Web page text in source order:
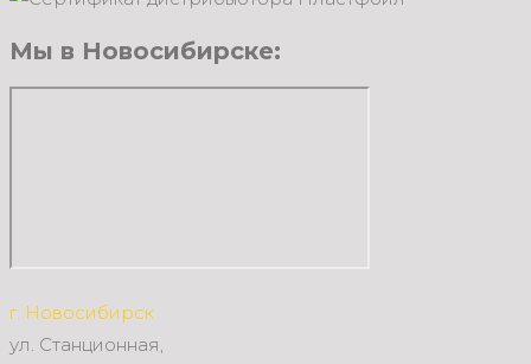
Мы в Новосибирске:
г. Новосибирск
ул. Станционная,